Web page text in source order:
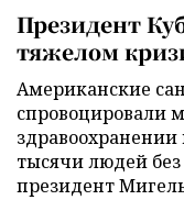
Президент
тяжелом
Американские
спровоцировали
здравоохранении
тысячи людей
президент